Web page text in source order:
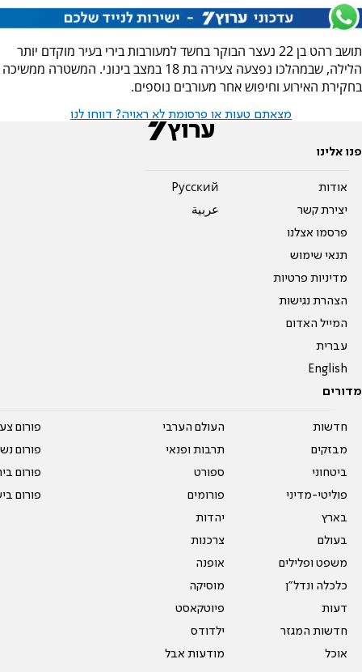
תושב רהט בן 22 נעצר הבוקר בחשד למעורבות בירי בעיר מוקדם יותר
הלילה, שבמהלכו נפצעה צעירה בת 18 במצב בינוני. המשטרה ממשיכה
בחקירת האירוע וחיפוש אחר מעורבים נוספים.
מצאתם טעות או פרסומת לא ראויה? דווחו לנו
פנו אלינו
אודות
יצירת קשר
פרסמו אצלנו
תנאי שימוש
מדיניות פרטיות
הצהרת נגישות
המייל האדום
עברית
English
Pусский
عربية
מדורים
חדשות
מבזקים
ביטחוני
פוליטי-מדיני
בארץ
בעולם
משפט ופלילים
כלכלה ונדל"ן
דעות
חדשות המגזר
אוכל
העולם הערבי
תרבות ופנאי
ספורט
פורומים
יהדות
צרכנות
אופנה
מוסיקה
פיוטקאסט
ילדודס
מודעות אבל
פורום
פורום
פורום
פורום